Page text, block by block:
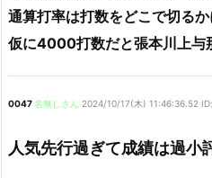
通算打率は打数をどこで切るか
仮に4000打数だと張本川上与
0047名無しさん 2024/10/17(木) 11:46:36.52
人気先行過ぎて成績は過小